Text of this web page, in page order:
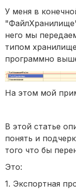
У меня в
него мы
типом
программно
На этом мой
В этой статье
понять и
того что бы
Это:
1. Экспортная